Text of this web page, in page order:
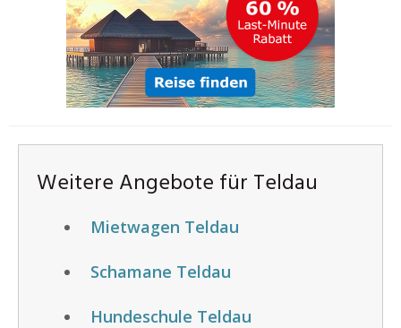
Weitere Angebote für Teldau
Mietwagen Teldau
Schamane Teldau
Hundeschule Teldau